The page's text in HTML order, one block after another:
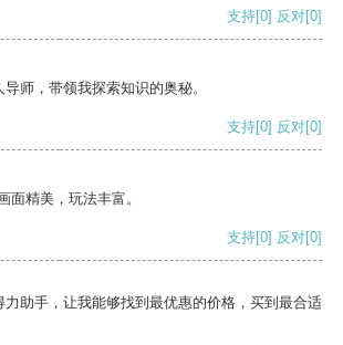
支持[0] 反对[0]
师，带领我探索知识的奥秘。
支持[0] 反对[0]
面精美，玩法丰富。
支持[0] 反对[0]
力助手，让我能够找到最优惠的价格，买到最合适